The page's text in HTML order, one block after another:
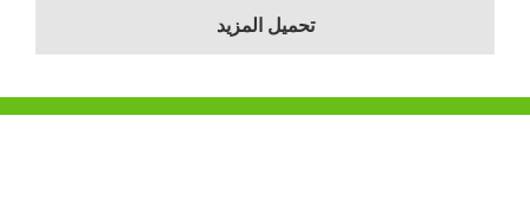
تحميل المزيد